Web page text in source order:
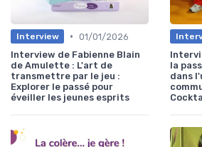
Interview • 01/01/2026
Interview de Fabienne Blain
de Amulette : L'art de
transmettre par le jeu :
Explorer le passé pour
éveiller les jeunes esprits
la
dans